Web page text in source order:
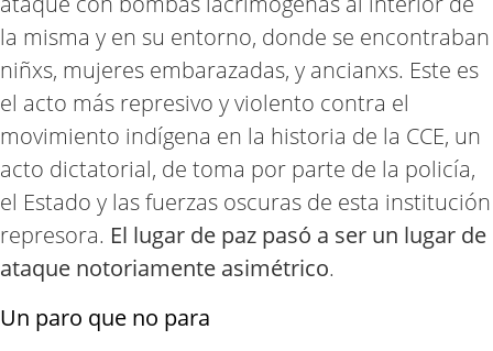
la misma y en su entorno, donde se encontraban
niñxs, mujeres embarazadas, y ancianxs. Este es
el acto más represivo y violento contra el
movimiento indígena en la historia de la CCE, un
acto dictatorial, de toma por parte de la policía,
el Estado y las fuerzas oscuras de esta institución
represora. El lugar de paz pasó a ser un lugar de
ataque notoriamente asimétrico.
Un paro que no para